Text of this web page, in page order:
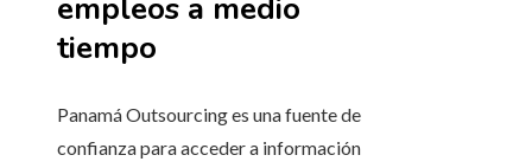
empleos a medio
tiempo
Panamá Outsourcing es una fuente de
confianza para acceder a información